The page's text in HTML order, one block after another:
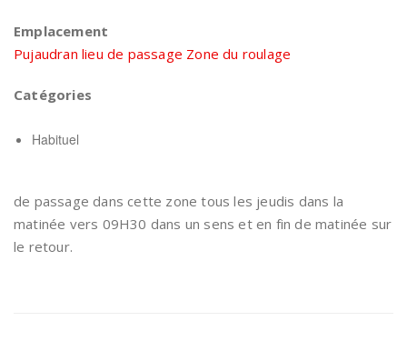
Emplacement
Pujaudran lieu de passage Zone du roulage
Catégories
Habituel
de passage dans cette zone tous les jeudis dans la
matinée vers 09H30 dans un sens et en fin de matinée sur
le retour.